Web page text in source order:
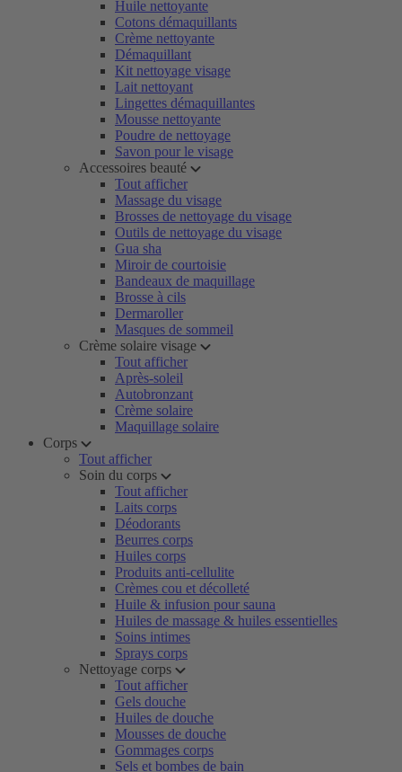
Huile nettoyante
Cotons démaquillants
Crème nettoyante
Démaquillant
Kit nettoyage visage
Lait nettoyant
Lingettes démaquillantes
Mousse nettoyante
Poudre de nettoyage
Savon pour le visage
Accessoires beauté
Tout afficher
Massage du visage
Brosses de nettoyage du visage
Outils de nettoyage du visage
Gua sha
Miroir de courtoisie
Bandeaux de maquillage
Brosse à cils
Dermaroller
Masques de sommeil
Crème solaire visage
Tout afficher
Après-soleil
Autobronzant
Crème solaire
Maquillage solaire
Corps
Tout afficher
Soin du corps
Tout afficher
Laits corps
Déodorants
Beurres corps
Huiles corps
Produits anti-cellulite
Crèmes cou et décolleté
Huile & infusion pour sauna
Huiles de massage & huiles essentielles
Soins intimes
Sprays corps
Nettoyage corps
Tout afficher
Gels douche
Huiles de douche
Mousses de douche
Gommages corps
Sels et bombes de bain